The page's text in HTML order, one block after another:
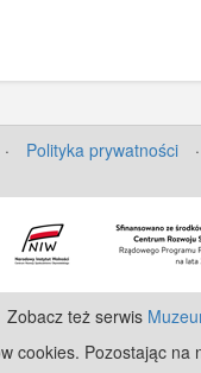
· Polityka prywatności ·
Zobacz też serwis
cookies. Pozostając na